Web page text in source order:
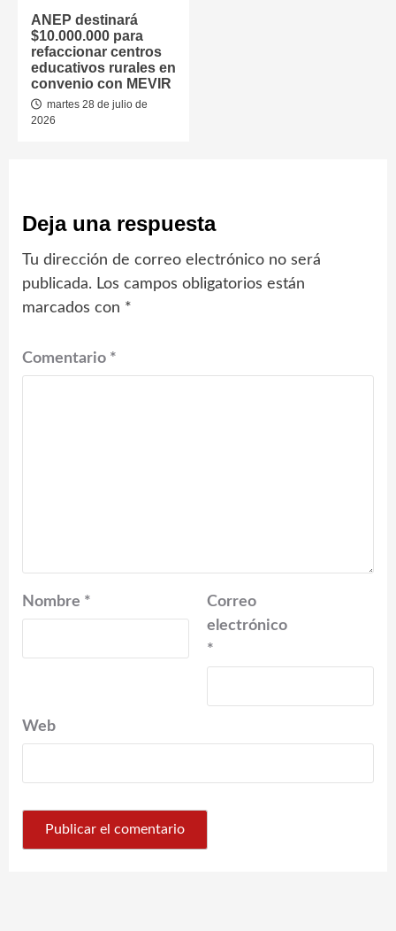
ANEP destinará
$10.000.000 para
refaccionar centros
educativos rurales en
convenio con MEVIR
martes 28 de julio de
2026
Deja una respuesta
Tu dirección de correo electrónico no será
publicada. Los campos obligatorios están
marcados con *
Comentario *
Nombre *
Correo
electrónico
*
Web